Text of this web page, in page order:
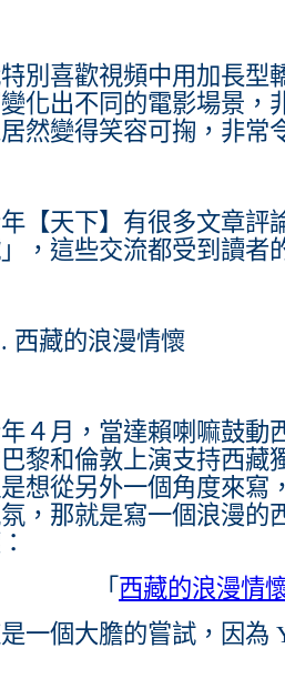
別喜歡視頻中用加長型
化出不同的電影場景，
然變得笑容可掬，非常
【天下】有很多文章評
，這些交流都受到讀者
. 西藏的浪漫情懷
４月，當達賴喇嘛鼓動
黎和倫敦上演支持西藏
想從另外一個角度來寫
，那就是寫一個浪漫的
「 西藏的浪漫情
一個大膽的嘗試，因為